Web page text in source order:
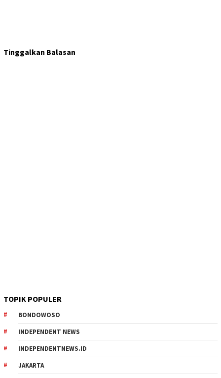
Tinggalkan Balasan
TOPIK POPULER
BONDOWOSO
INDEPENDENT NEWS
INDEPENDENTNEWS.ID
JAKARTA